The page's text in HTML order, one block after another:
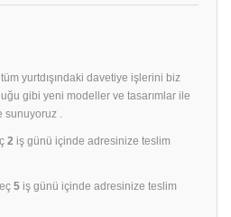
yurtdışındaki davetiye işlerini biz
gibi yeni modeller ve tasarımlar ile
sunuyoruz .
2 iş günü içinde adresinize teslim
5 iş günü içinde adresinize teslim